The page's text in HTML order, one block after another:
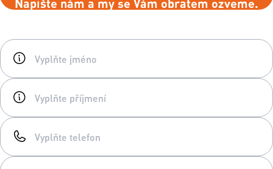
Napište nám a my se Vám obratem ozveme.